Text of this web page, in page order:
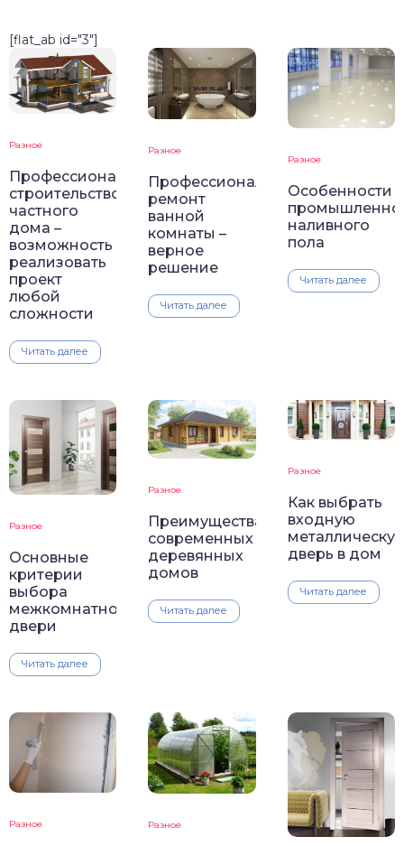
[flat_ab id="3"]
Разное
Профессиональное
строительство
частного
дома –
возможность
реализовать
проект
любой
сложности
Читать далее
Разное
Профессиональный
ремонт
ванной
комнаты –
верное
решение
Читать далее
Разное
Особенности
наливного
пола
Читать далее
Разное
Основные
критерии
выбора
межкомнатной
двери
Читать далее
Разное
Преимущества
современных
деревянных
домов
Читать далее
Разное
Как выбрать
входную
дверь в дом
Читать далее
Разное Разное